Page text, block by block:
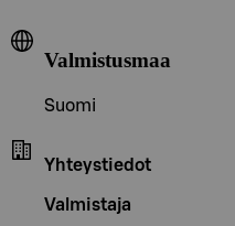
Valmistusmaa
Suomi
Yhteystiedot
Valmistaja